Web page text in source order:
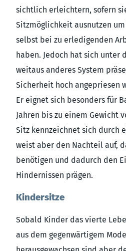
sichtlich erleichtern, sofern
Sitzmöglichkeit ausnutzen
selbst bei zu erledigenden
haben. Jedoch hat sich unter
weitaus anderes System
Sicherheit hoch angepriesen
Er eignet sich besonders für
Jahren bis zu einem Gewicht
Sitz kennzeichnet sich durch
weist aber den Nachteil auf,
benötigen und dadurch den
Hindernissen prägen.
Kindersitze
Sobald Kinder das vierte
aus dem gegenwärtigem